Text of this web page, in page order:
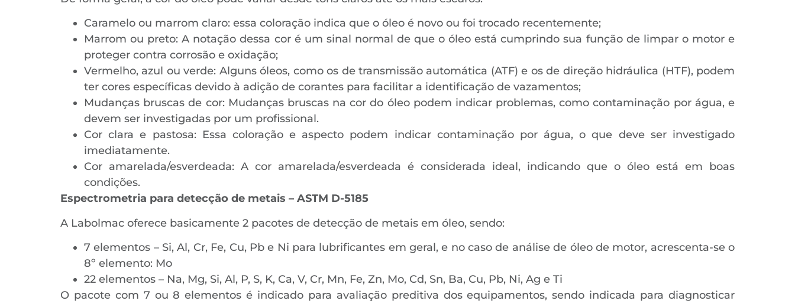
Caramelo ou marrom claro: essa coloração indica que o óleo é novo ou foi trocado recentemente;
Marrom ou preto: A notação dessa cor é um sinal normal de que o óleo está cumprindo sua função de limpar o motor e
proteger contra corrosão e oxidação;
Vermelho, azul ou verde: Alguns óleos, como os de transmissão automática (ATF) e os de direção hidráulica (HTF), podem
ter cores específicas devido à adição de corantes para facilitar a identificação de vazamentos;
Mudanças bruscas de cor: Mudanças bruscas na cor do óleo podem indicar problemas, como contaminação por água, e
devem ser investigadas por um profissional.
Cor clara e pastosa: Essa coloração e aspecto podem indicar contaminação por água, o que deve ser investigado
imediatamente.
Cor amarelada/esverdeada: A cor amarelada/esverdeada é considerada ideal, indicando que o óleo está em boas
condições.
Espectrometria para detecção de metais – ASTM D-5185
A Labolmac oferece basicamente 2 pacotes de detecção de metais em óleo, sendo:
7 elementos – Si, Al, Cr, Fe, Cu, Pb e Ni para lubrificantes em geral, e no caso de análise de óleo de motor, acrescenta-se o
8º elemento: Mo
22 elementos – Na, Mg, Si, Al, P, S, K, Ca, V, Cr, Mn, Fe, Zn, Mo, Cd, Sn, Ba, Cu, Pb, Ni, Ag e Ti
O pacote com 7 ou 8 elementos é indicado para avaliação preditiva dos equipamentos, sendo indicada para diagnosticar